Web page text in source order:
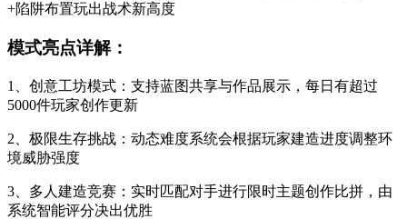
+陷阱布置玩出战术新高度
模式亮点详解：
1、创意工坊模式：支持蓝图共享与作品展示，每日有超过
5000件玩家创作更新
2、极限生存挑战：动态难度系统会根据玩家建造进度调整环
境威胁强度
3、多人建造竞赛：实时匹配对手进行限时主题创作比拼，由
系统智能评分决出优胜